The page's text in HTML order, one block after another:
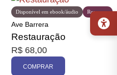
Disponível em ebook/áudio Romance
Ave Barrera
Restauração
R$ 68,00
COMPRAR